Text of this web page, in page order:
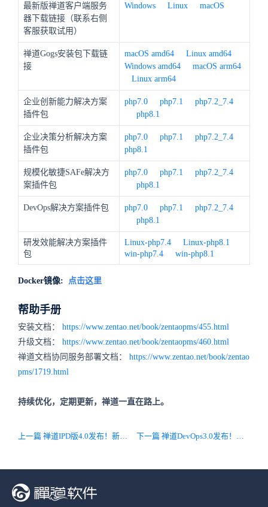
最新版禅道客户端服务
器下载链接（联系右侧
客服获取试用）
Windows Linux macOS
禅道Gogs安装包下载链
接
macOS amd64
Linux amd64
Windows amd64
macOS arm64
Linux arm64
企业创新能力解决方案
插件包
php7.0 php7.1
php7.2_7.4
php8.1
企业决策分析解决方案
插件包
php7.0 php7.1
php7.2_7.4
php8.1
规模化敏捷SAFe解决方
案插件包
php7.0 php7.1
php7.2_7.4
php8.1
DevOps解决方案插件包 php7.0 php7.1
php7.2_7.4
php8.1
研发效能解决方案插件
包
Linux-php7.4
Linux-php8.1
win-php7.4
win-php8.1
Docker镜像: 点击这里
帮助手册
安装文档： https://www.zentao.net/book/zentaopms/455.html
升级文档： https://www.zentao.net/book/zentaopms/460.html
禅道文档协同服务部署文档： https://www.zentao.net/book/zentao
pms/1719.html
持续优化，定期更新，禅道一直在路上。